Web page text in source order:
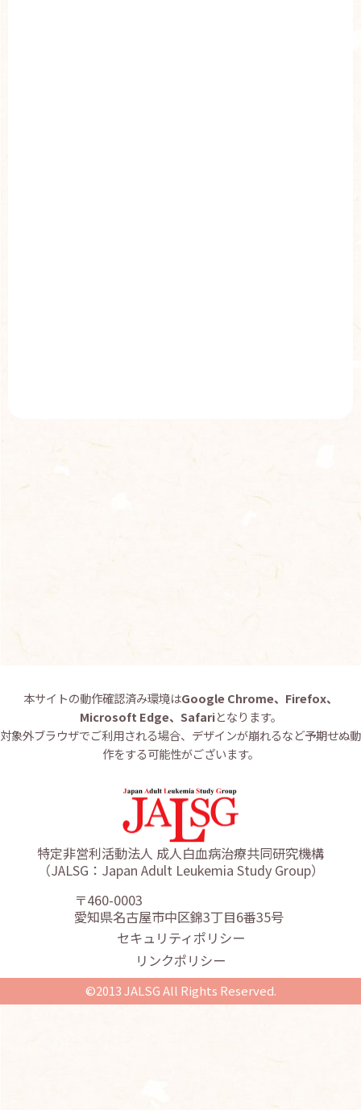
本サイトの動作確認済み環境はGoogle Chrome、Firefox、
Microsoft Edge、Safariとなります。
対象外ブラウザでご利用される場合、デザインが崩れるなど予期せぬ動
作をする可能性がございます。
特定非営利活動法人 成人白血病治療共同研究機構
（JALSG：Japan Adult Leukemia Study Group）
〒460-0003
愛知県名古屋市中区錦3丁目6番35号
セキュリティポリシー
リンクポリシー
©2013 JALSG All Rights Reserved.